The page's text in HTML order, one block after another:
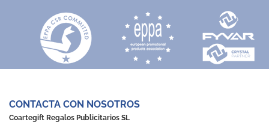
CONTACTA CON NOSOTROS
Coartegift Regalos Publicitarios SL